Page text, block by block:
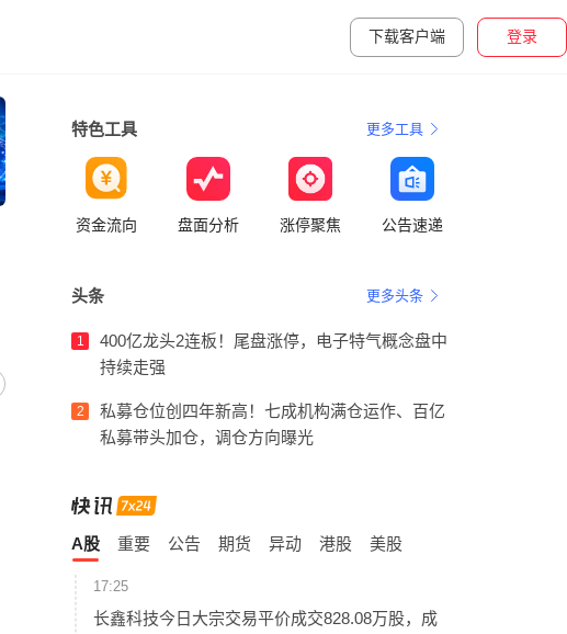
下载客户端 登录
特色工具 更多工具
资金流向 盘面分析 涨停聚焦 公告速递
头条 更多头条
1
400亿龙头2连板！尾盘涨停，电子特气概念盘中
持续走强
2
私募仓位创四年新高！七成机构满仓运作、百亿
私募带头加仓，调仓方向曝光
A股 重要 公告 期货 异动 港股 美股
17:25
长鑫科技今日大宗交易平价成交828.08万股，成